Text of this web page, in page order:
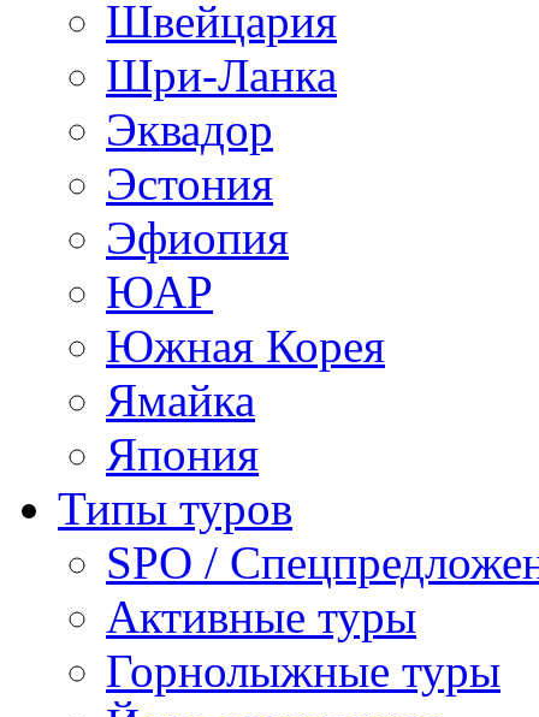
Швейцария
Шри-Ланка
Эквадор
Эстония
Эфиопия
ЮАР
Южная Корея
Ямайка
Япония
Типы туров
SPO /
Активные туры
Горнолыжные туры